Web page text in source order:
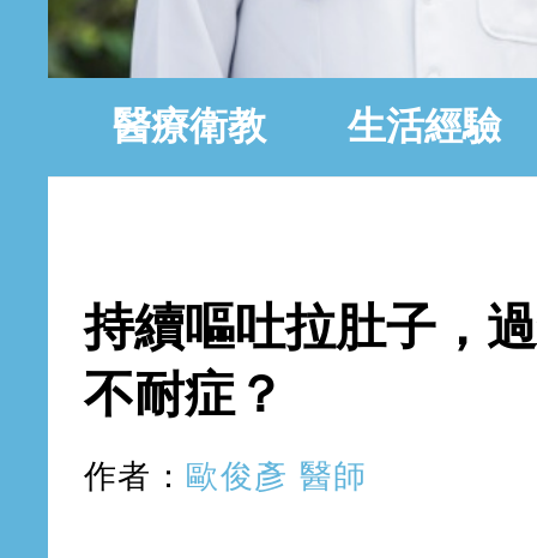
醫療衛教 生活經驗
持續嘔吐拉肚子，
不耐症？
作者： 歐俊彥 醫師